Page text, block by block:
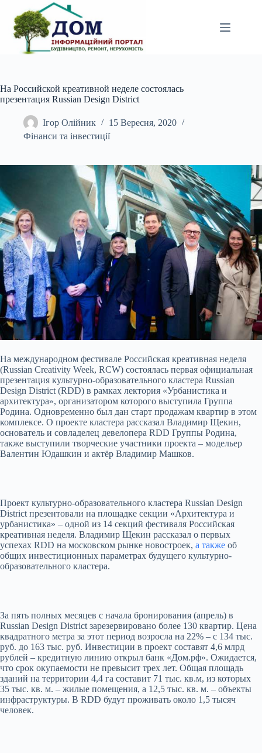
вмісту
На Российской креативной неделе состоялась
презентация Russian Design District
Ігор Олійник
15 Вересня, 2020
Фінанси та інвестиції
На международном фестивале Российская креативная неделя
(Russian Creativity Week, RCW) состоялась первая официальная
презентация культурно-образовательного кластера Russian
Design District (RDD) в рамках лектория «Урбанистика и
архитектура», организатором которого выступила Группа
Родина. Одновременно был дан старт продажам квартир в этом
комплексе. О проекте кластера рассказал Владимир Щекин,
основатель и совладелец девелопера RDD Группы Родина,
также выступили творческие участники проекта – модельер
Валентин Юдашкин и актёр Владимир Машков.
Проект культурно-образовательного кластера Russian Design
District презентовали на площадке секции «Архитектура и
урбанистика» – одной из 14 секций фестиваля Российская
креативная неделя. Владимир Щекин рассказал о первых
успехах RDD на московском рынке новостроек, а также об
общих инвестиционных параметрах будущего культурно-
образовательного кластера.
За пять полных месяцев с начала бронирования (апрель) в
Russian Design District зарезервировано более 130 квартир. Цена
квадратного метра за этот период возросла на 22% – с 134 тыс.
руб. до 163 тыс. руб. Инвестиции в проект составят 4,6 млрд
рублей – кредитную линию открыл банк «Дом.рф». Ожидается,
что срок окупаемости не превысит трех лет. Общая площадь
зданий на территории 4,4 га составит 71 тыс. кв.м, из которых
35 тыс. кв. м. – жилые помещения, а 12,5 тыс. кв. м. – объекты
инфраструктуры. В RDD будут проживать около 1,5 тысяч
человек.